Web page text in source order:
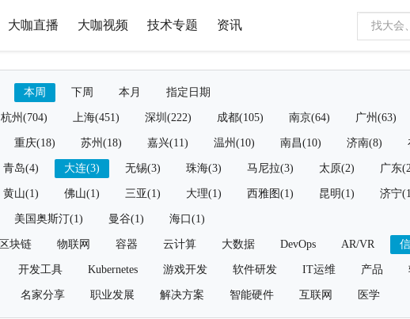
大咖直播 大咖视频 技术专题 资讯
本周 下周 本月 指定日期
杭州(704) 上海(451) 深圳(222) 成都(105) 南京(64) 广州(63)
重庆(18) 苏州(18) 嘉兴(11) 温州(10) 南昌(10) 济南(8)
青岛(4) 大连(3) 无锡(3) 珠海(3) 马尼拉(3) 太原(2) 广东
黄山(1) 佛山(1) 三亚(1) 大理(1) 西雅图(1) 昆明(1) 济宁
美国奥斯汀(1) 曼谷(1) 海口(1)
区块链 物联网 容器 云计算 大数据 DevOps AR/VR
开发工具 Kubernetes 游戏开发 软件研发 IT运维 产品
名家分享 职业发展 解决方案 智能硬件 互联网 医学